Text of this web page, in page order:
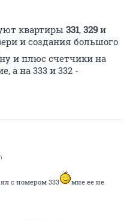
квартиры331, 329и
и создания большого
ну и плюс счетчики на
а на 333 и 332 -
с номером 333
мне ее не